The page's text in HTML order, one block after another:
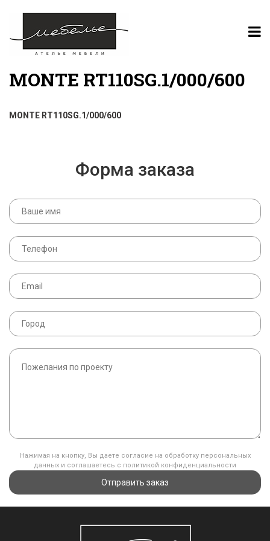
MONTE RT110SG.1/000/600
MONTE RT110SG.1/000/600
Форма заказа
Нажимая на кнопку, Вы даете согласие на обработку персональных
данных и соглашаетесь с политикой конфиденциальности
Отправить заказ